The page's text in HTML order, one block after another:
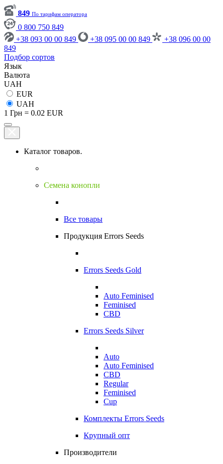
849 По тарифам оператора
0 800 750 849
+38 093 00 00 849
+38 095 00 00 849
+38 096 00 00
849
Подбор сортов
Язык
Валюта
UAH
EUR
UAH
1 Грн = 0.02 EUR
Каталог товаров.
Семена конопли
Все товары
Продукция Errors Seeds
Errors Seeds Gold
Auto Feminised
Feminised
CBD
Errors Seeds Silver
Auto
Auto Feminised
CBD
Regular
Feminised
Cup
Комплекты Errors Seeds
Крупный опт
Производители